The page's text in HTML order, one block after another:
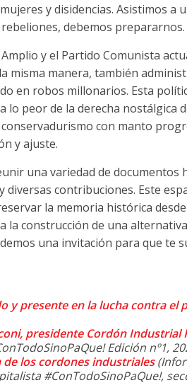
y disidencias. Asistimos a
, debemos prepararnos.
y el Partido Comunista
misma manera, también
en robos millonarios. Esta
lo peor de la derecha nostálgica
con manto
y ajuste.
una variedad de documentos
diversas contribuciones. Este
la memoria histórica
la construcción de una
una invitación para que te
y presente en la lucha contra el
, presidente Cordón Industrial
!Edición nº1,
los cordones industriales(
#ConTodoSinoPaQue!,